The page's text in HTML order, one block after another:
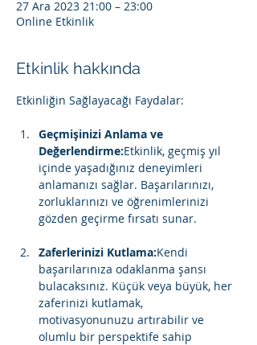
27 Ara 2023 21:00 – 23:00
Online Etkinlik
Etkinlik hakkında
Geçmişinizi Anlama ve
Değerlendirme:Etkinlik, geçmiş yıl
içinde yaşadığınız deneyimleri
anlamanızı sağlar. Başarılarınızı,
zorluklarınızı ve öğrenimlerinizi
Zaferlerinizi Kutlama:Kendi
başarılarınıza odaklanma şansı
bulacaksınız. Küçük veya büyük, her
zaferinizi kutlamak,
motivasyonunuzu artırabilir ve
olumlu bir perspektife sahip